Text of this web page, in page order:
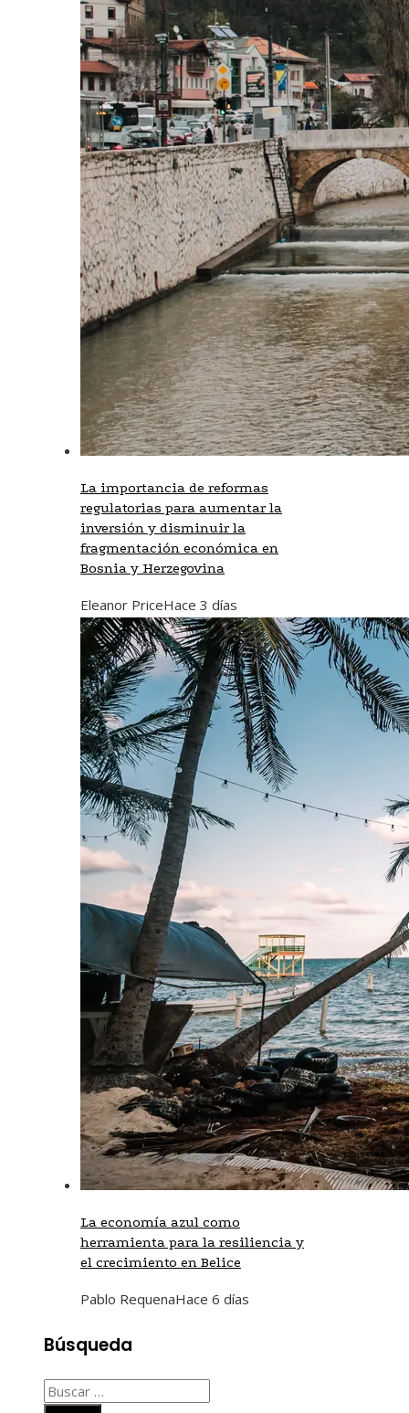
La importancia de reformas
regulatorias para aumentar la
inversión y disminuir la
fragmentación económica en
Bosnia y Herzegovina
Eleanor PriceHace 3 días
La economía azul como
herramienta para la resiliencia y
el crecimiento en Belice
Pablo RequenaHace 6 días
Búsqueda
Buscar: